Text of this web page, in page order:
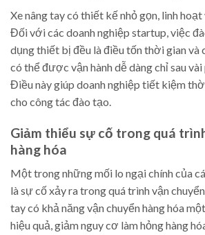
Xe nâng tay có thiết kế nhỏ gọn, linh
Đối với các doanh nghiệp startup, việc
dụng thiết bị đều là điều tốn thời gian và
có thể được vận hành dễ dàng chỉ sau
Điều này giúp doanh nghiệp tiết kiệm
cho công tác đào tạo.
Giảm thiểu sự cố trong quá
hàng hóa
Một trong những mối lo ngại chính của
là sự cố xảy ra trong quá trình vận
tay có khả năng vận chuyển hàng hóa
hiệu quả, giảm nguy cơ làm hỏng hàng